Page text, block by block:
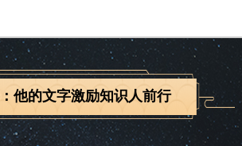
他的文字激励知识人前行